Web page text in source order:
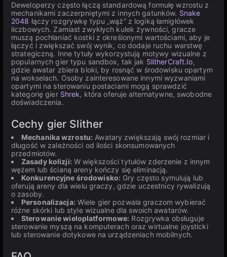
Deweloperzy często łączą standardową formułę wzrostu z
mechanikami zaczerpniętymi z innych gatunków. Snake
2048 łączy rozgrywkę typu „wąż” z logiką łamigłówek
liczbowych. Zamiast zwykłych kulek żywności, gracze
muszą pochłaniać kostki z określonymi wartościami, aby je
łączyć i zwiększać swój wynik, co dodaje ruchu warstwę
strategiczną. Inne tytuły wykorzystują motywy wizualne z
popularnych gier typu sandbox, tak jak SlitherCraft.Io,
gdzie awatar zbiera bloki, by rosnąć w środowisku opartym
na wokselach. Osoby zainteresowane innymi wyzwaniami
opartymi na sterowaniu postaciami mogą sprawdzić
kategorię gier Shrek, która oferuje alternatywne, swobodne
doświadczenia.
Cechy gier Slither
Mechanika wzrostu: Awatary zwiększają swój rozmiar i
długość w zależności od ilości skonsumowanych
przedmiotów.
Zasady kolizji: W większości tytułów zderzenie z innym
wężem lub ścianą areny kończy się eliminacją.
Konkurencyjne środowisko: Gry często symulują lub
oferują areny dla wielu graczy, gdzie uczestnicy rywalizują
o zasoby.
Personalizacja: Wiele gier pozwala graczom wybierać
różne skórki lub style wizualne dla swoich awatarów.
Sterowanie wieloplatformowe: Rozgrywka obsługuje
sterowanie myszą na komputerach oraz wirtualne joysticki
lub sterowanie dotykowe na urządzeniach mobilnych.